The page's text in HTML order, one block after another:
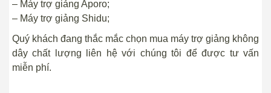
– Máy trợ giảng Aporo;
– Máy trợ giảng Shidu;
Quý khách đang thắc mắc chọn mua máy trợ giảng không
dây chất lượng liên hệ với chúng tôi để được tư vấn
miễn phí.